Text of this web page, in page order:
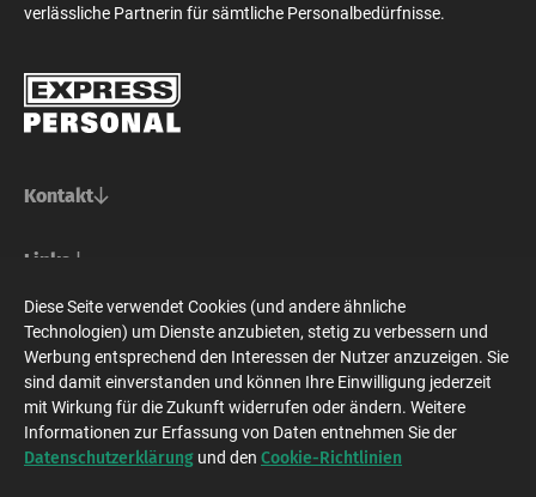
verlässliche Partnerin für sämtliche Personalbedürfnisse.
Kontakt
Basel/Nordwestschweiz
Steinenvorstadt 73
CH-4010 Basel
+41 61 228 70 10
basel@expresspersonal.ch
Bern/Mittelland
Express Personal AG
Zeughausgasse 24
CH-3001 Bern
+41 31 318 98 18
bern@expresspersonal.ch
Zürich/Ostschweiz/Graubünden
Express Personal AG
Bahnhofstrasse 10
CH-8001 Zürich
Westschweiz/Tessin/Wallis
Express Personal AG
Zeughausgasse 24
Deutschland
Links
Für Stellensuchende
Für Unternehmen
Express Personal
Jobsuche
Bewerbung
Newsroom
Kontakt
Social Media
DatenschutzImpressum
Diese Seite verwendet Cookies (und andere ähnliche
Technologien) um Dienste anzubieten, stetig zu verbessern und
Werbung entsprechend den Interessen der Nutzer anzuzeigen. Sie
sind damit einverstanden und können Ihre Einwilligung jederzeit
mit Wirkung für die Zukunft widerrufen oder ändern. Weitere
Informationen zur Erfassung von Daten entnehmen Sie der
Datenschutzerklärung und den Cookie-Richtlinien